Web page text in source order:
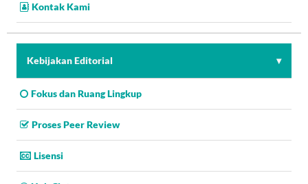
Kontak Kami
Kebijakan Editorial
Fokus dan Ruang Lingkup
Proses Peer Review
Lisensi